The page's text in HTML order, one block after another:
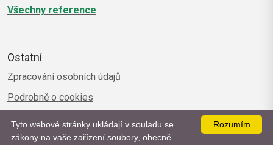
Všechny reference
Ostatní
Zpracování osobních údajů
Podrobně o cookies
Rozumím
Tyto webové stránky ukládají v souladu se
zákony na vaše zařízení soubory, obecně